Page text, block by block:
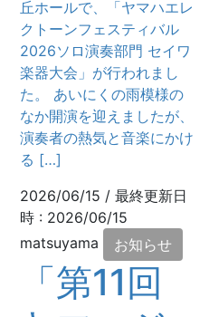
丘ホールで、「ヤマハエレ
クトーンフェスティバル
2026ソロ演奏部門 セイワ
楽器大会」が行われまし
た。 あいにくの雨模様の
なか開演を迎えましたが、
演奏者の熱気と音楽にかけ
る […]
2026/06/15 / 最終更新日
時 : 2026/06/15
matsuyama
お知らせ
「第11回